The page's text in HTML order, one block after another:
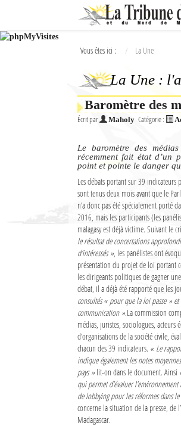
Ok
L'actualité à Diego Suarez
Le Nord de Madagascar
Vous êtes ici : La Une
La Une :
Baromètre des
Écrit par Maholy Catégorie :
Le baromètre des
récemment fait état d’un
point et pointe le danger
Les débats portant sur 39 indicateurs
sont tenus deux mois avant que le
n’a donc pas été spécialement porté
2016, mais les participants (les
malagasy est déjà victime. Suivant le
le résultat de concertations
d’intéressés », les panélistes ont
présentation du projet de loi portant
les dirigeants politiques de gagner
débat, il a déjà été rapporté que les
consultés« pour que la loi passe »
communication ».La commission
médias, juristes, sociologues, acteurs
d’organisations de la société civile,
chacun des 39 indicateurs. « Le
indique également les notes
pays » lit-on dans le document. Ainsi
qui permet d’évaluer
de lobbying pour les réformes dans
concerne la situation de la presse, de
Madagascar.